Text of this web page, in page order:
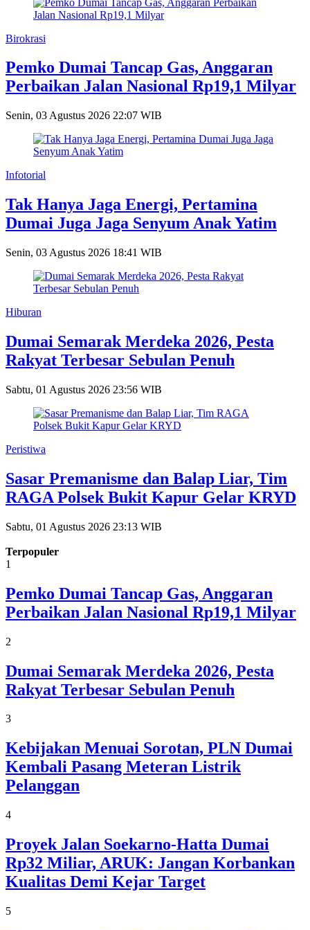
Birokrasi
Pemko Dumai Tancap Gas, Anggaran
Perbaikan Jalan Nasional Rp19,1 Milyar
Senin, 03 Agustus 2026 22:07 WIB
Infotorial
Tak Hanya Jaga Energi, Pertamina
Dumai Juga Jaga Senyum Anak Yatim
Senin, 03 Agustus 2026 18:41 WIB
Hiburan
Dumai Semarak Merdeka 2026, Pesta
Rakyat Terbesar Sebulan Penuh
Sabtu, 01 Agustus 2026 23:56 WIB
Peristiwa
Sasar Premanisme dan Balap Liar, Tim
RAGA Polsek Bukit Kapur Gelar KRYD
Sabtu, 01 Agustus 2026 23:13 WIB
Terpopuler
1
Pemko Dumai Tancap Gas, Anggaran
Perbaikan Jalan Nasional Rp19,1 Milyar
2
Dumai Semarak Merdeka 2026, Pesta
Rakyat Terbesar Sebulan Penuh
3
Kebijakan Menuai Sorotan, PLN Dumai
Kembali Pasang Meteran Listrik
Pelanggan
4
Proyek Jalan Soekarno-Hatta Dumai
Rp32 Miliar, ARUK: Jangan Korbankan
Kualitas Demi Kejar Target
5